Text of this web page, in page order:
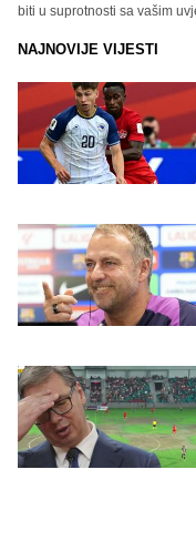
biti u suprotnosti sa vašim
NAJNOVIJE VIJESTI